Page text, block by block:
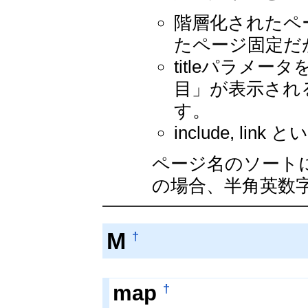
階層化された
たページ固定
titleパラメータ
目」が表示さ
す。
include, link と
ページ名のソート
の場合、半角英数
M †
map †